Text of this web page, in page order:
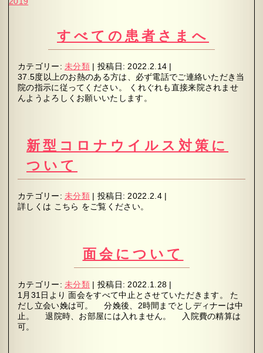
すべての患者さまへ
カテゴリー:未分類 | 投稿日: 2022.2.14 |
37.5度以上のお熱のある方は、必ず電話でご連絡いただき当
院の指示に従ってください。 くれぐれも直接来院されませ
んようよろしくお願いいたします。
新型コロナウイルス対策に
ついて
カテゴリー:未分類 | 投稿日: 2022.2.4|
詳しくは こちら をご覧ください。
面会について
カテゴリー:未分類 | 投稿日: 2022.1.28 |
1月31日より 面会をすべて中止とさせていただきます。 た
だし立会い娩は可。 分娩後、2時間までとしディナーは中
止。 退院時、お部屋には入れません。 入院費の精算は
可。